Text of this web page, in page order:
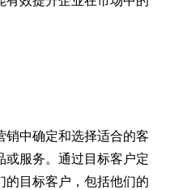
销中确定和选择适合的客
或服务。通过目标客户定
的目标客户，包括他们的